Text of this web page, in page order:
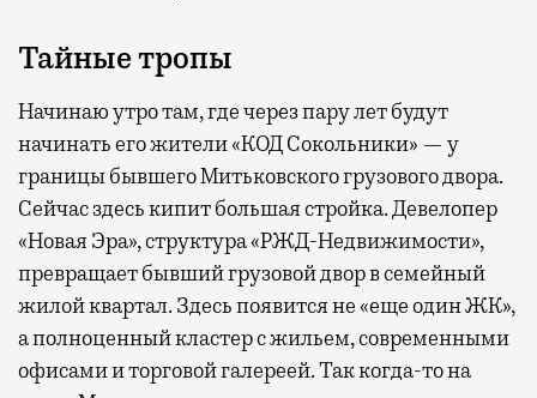
Тайные тропы
Начинаю утро там, где через пару лет будут
начинать его жители «КОД Сокольники» — у
границы бывшего Митьковского грузового двора.
Сейчас здесь кипит большая стройка. Девелопер
«Новая Эра», структура «РЖД-Недвижимости»,
превращает бывший грузовой двор в семейный
жилой квартал. Здесь появится не «еще один ЖК»,
а полноценный кластер с жильем, современными
офисами и торговой галереей. Так когда-то на